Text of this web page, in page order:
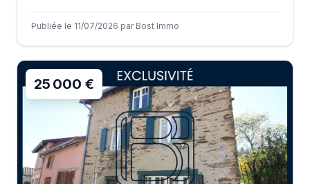
Publiée le 11/07/2026 par Bost Immo
25 000 €